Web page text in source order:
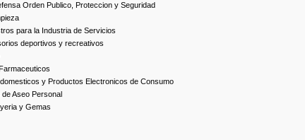
Orden Publico, Proteccion y Seguridad
para la Industria de Servicios
deportivos y recreativos
y Productos Electronicos de Consumo
Aseo Personal
y Gemas